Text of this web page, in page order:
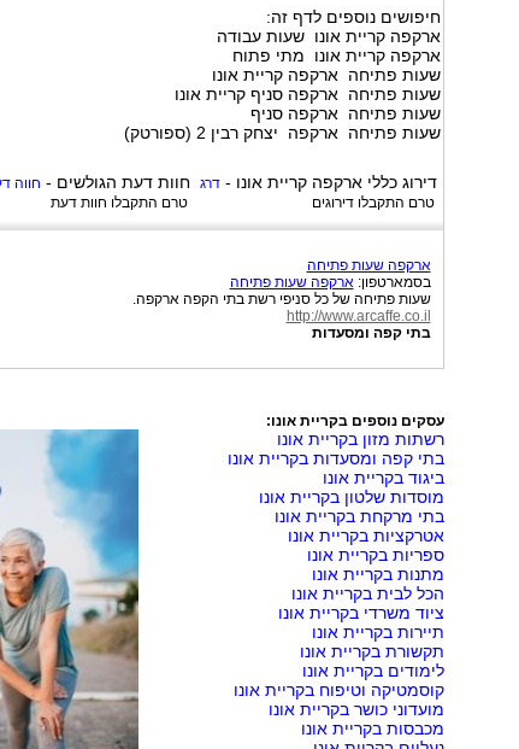
חיפושים נוספים לדף זה:
ארקפה קריית אונו שעות עבודה
ארקפה קריית אונו מתי פתוח
שעות פתיחה ארקפה קריית אונו
שעות פתיחה ארקפה סניף קריית אונו
שעות פתיחה ארקפה סניף
שעות פתיחה ארקפה יצחק רבין 2 (ספורטק)
חוות דעת הגולשים - חווה
טרם התקבלו חוות דעת
דירוג כלליארקפה קריית אונו -דרג
טרם התקבלו דירוגים
ארקפה שעות פתיחה
בסמארטפון:ארקפה שעות פתיחה
שעות פתיחה של כל סניפי רשת בתי הקפה ארקפה.
http://www.arcaffe.co.il
בתי קפה ומסעדות
עסקים נוספים בקריית אונו:
רשתות מזון בקריית אונו
בתי קפה ומסעדות בקריית אונו
ביגוד בקריית אונו
מוסדות שלטון בקריית אונו
בתי מרקחת בקריית אונו
אטרקציות בקריית אונו
ספריות בקריית אונו
מתנות בקריית אונו
הכל לבית בקריית אונו
ציוד משרדי בקריית אונו
תיירות בקריית אונו
תקשורת בקריית אונו
לימודים בקריית אונו
קוסמטיקה וטיפוח בקריית אונו
מועדוני כושר בקריית אונו
מכבסות בקריית אונו